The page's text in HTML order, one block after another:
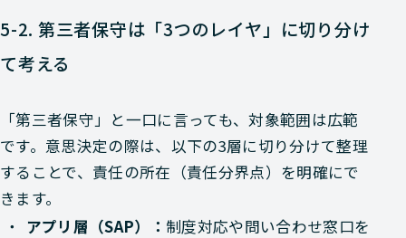
5-2. 第三者保守は「3つのレイヤ」に切り分け
て考える
「第三者保守」と一口に言っても、対象範囲は広範
です。意思決定の際は、以下の3層に切り分けて整理
することで、責任の所在（責任分界点）を明確にで
きます。
アプリ層（SAP）： 制度対応や問い合わせ窓口を